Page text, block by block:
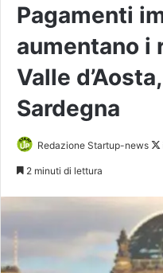
Pagamenti
aumentano i
Valle
Sardegna
Redazione Startup-news
2 minuti di lettura